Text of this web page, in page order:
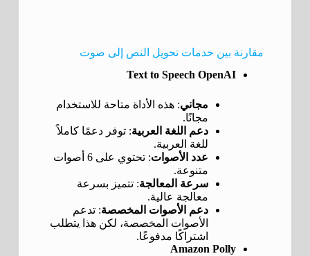
مقارنة بين خدمات تحويل النص إلى صوت
Text to Speech OpenAI
مجاني: هذه الأداة متاحة للاستخدام
مجانًا.
دعم اللغة العربية: توفر دعمًا كاملاً
للغة العربية.
عدد الأصوات
: تحتوي على 6 أصوات
متنوعة.
سرعة المعالجة: تتميز بسرعة
معالجة عالية.
دعم الأصوات المخصصة: تدعم
الأصوات المخصصة، لكن هذا يتطلب
اشتراكًا مدفوعًا.
Amazon Polly